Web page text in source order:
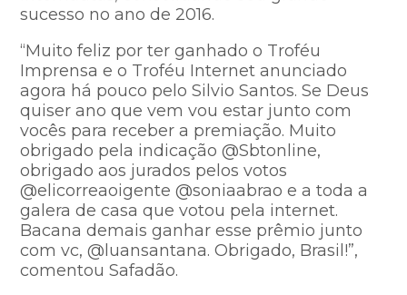
sucesso no ano de 2016.
“Muito feliz por ter ganhado o Troféu
Imprensa e o Troféu Internet anunciado
agora há pouco pelo Silvio Santos. Se Deus
quiser ano que vem vou estar junto com
vocês para receber a premiação. Muito
obrigado pela indicação @Sbtonline,
obrigado aos jurados pelos votos
@elicorreaoigente @soniaabrao e a toda a
galera de casa que votou pela internet.
Bacana demais ganhar esse prêmio junto
com vc, @luansantana. Obrigado, Brasil!”,
comentou Safadão.